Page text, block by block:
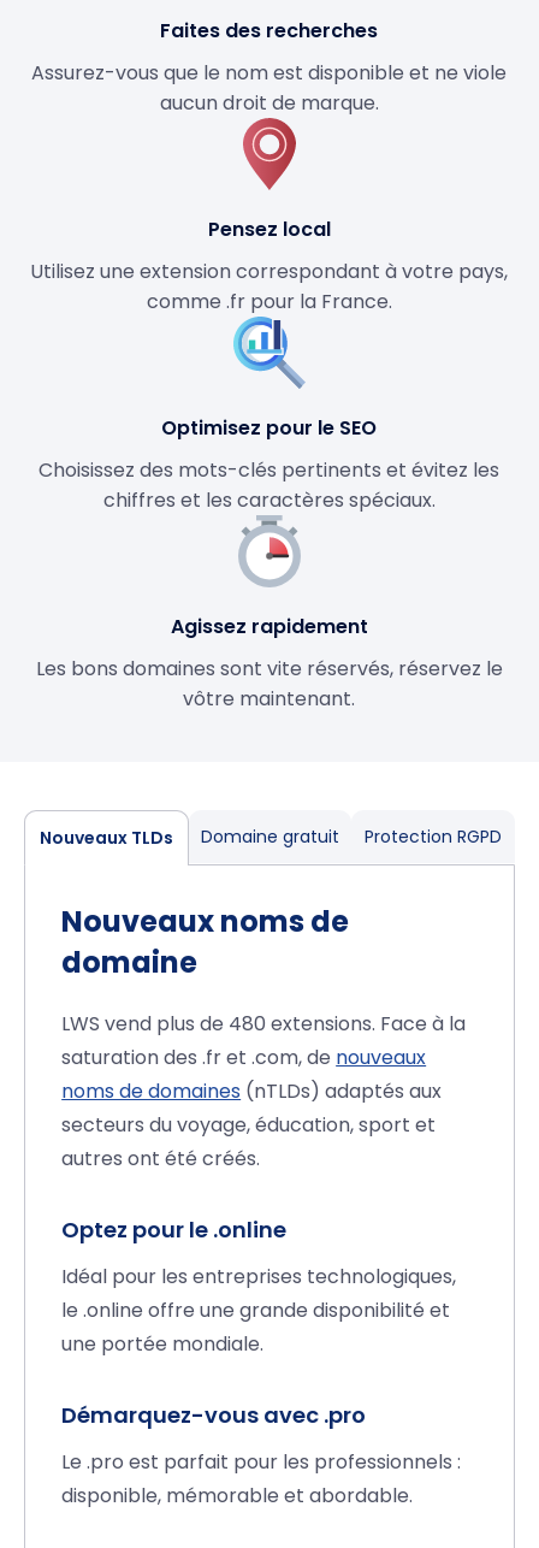
Faites des recherches
Assurez-vous que le nom est disponible et ne viole
aucun droit de marque.
Pensez local
Utilisez une extension correspondant à votre pays,
comme .fr pour la France.
Optimisez pour le SEO
Choisissez des mots-clés pertinents et évitez les
chiffres et les caractères spéciaux.
Agissez rapidement
Les bons domaines sont vite réservés, réservez le
vôtre maintenant.
Nouveaux TLDs Domaine gratuit Protection RGPD
Nouveaux noms de
domaine
LWS vend plus de 480 extensions. Face à la
saturation des .fr et .com, de nouveaux
noms de domaines (nTLDs) adaptés aux
secteurs du voyage, éducation, sport et
autres ont été créés.
Optez pour le .online
Idéal pour les entreprises technologiques,
le .online offre une grande disponibilité et
une portée mondiale.
Démarquez-vous avec .pro
Le .pro est parfait pour les professionnels :
disponible, mémorable et abordable.